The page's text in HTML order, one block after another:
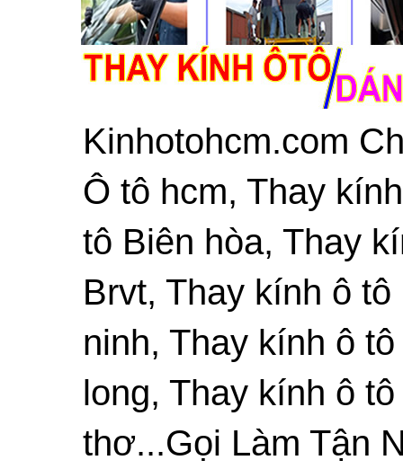
Kinhotohcm.com
Ô tô hcm, Thay
tô Biên hòa, Thay
Brvt, Thay kính ô
ninh, Thay kính ô
long, Thay kính ô
thơ...Gọi Làm Tận